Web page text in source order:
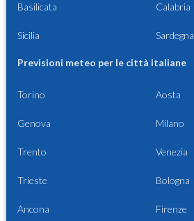
Basilicata Calabria
Sicilia Sardegna
Previsioni meteo per le città italiane
Torino Aosta
Genova Milano
Trento Venezia
Trieste Bologna
Ancona Firenze